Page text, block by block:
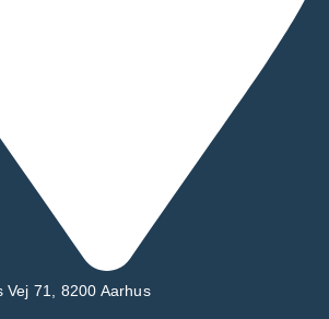
Vej 71, 8200 Aarhus